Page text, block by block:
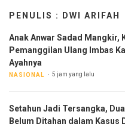
PENULIS : DWI ARIFAH
Anak Anwar Sadad Mangkir,
Pemanggilan Ulang Imbas
Ayahnya
NASIONAL 5 jam yang lalu
Setahun Jadi Tersangka,
Belum Ditahan dalam Kasus